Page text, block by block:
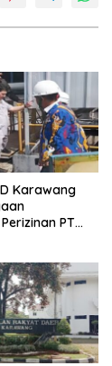
Karawang
PT